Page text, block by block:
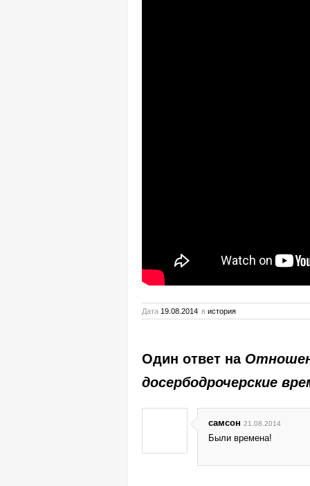
Дата 19.08.2014 в история
Один ответ на
досербодрочерские
самсон 21.08.2014
Были времена!